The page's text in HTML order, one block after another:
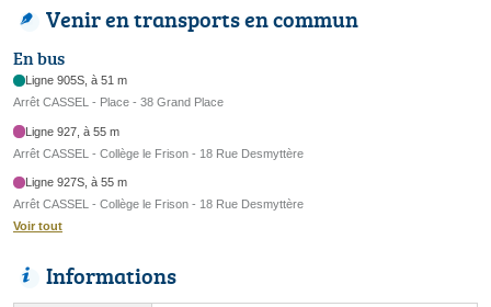
Venir en transports en commun
En bus
Ligne 905S, à 51 m
Arrêt CASSEL - Place - 38 Grand Place
Ligne 927, à 55 m
Arrêt CASSEL - Collège le Frison - 18 Rue Desmyttère
Ligne 927S, à 55 m
Arrêt CASSEL - Collège le Frison - 18 Rue Desmyttère
Voir tout
Informations